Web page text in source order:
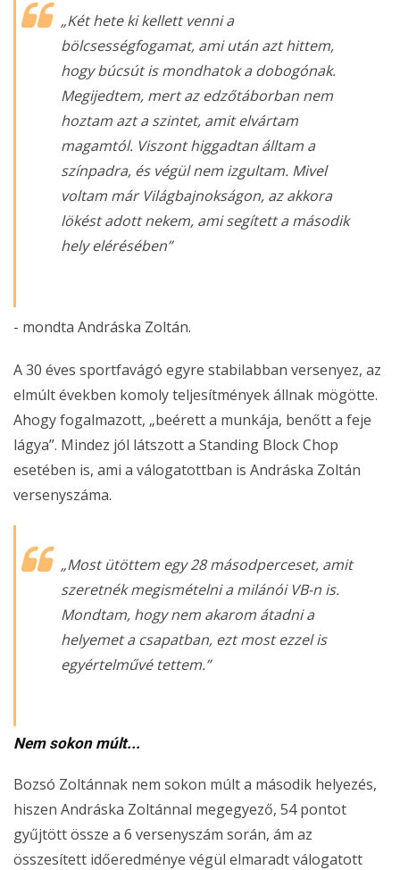
„Két hete ki kellett venni a
bölcsességfogamat, ami után azt hittem,
hogy búcsút is mondhatok a dobogónak.
Megijedtem, mert az edzőtáborban nem
hoztam azt a szintet, amit elvártam
magamtól. Viszont higgadtan álltam a
színpadra, és végül nem izgultam. Mivel
voltam már Világbajnokságon, az akkora
lökést adott nekem, ami segített a második
hely elérésében”
- mondta Andráska Zoltán.
A 30 éves sportfavágó egyre stabilabban versenyez, az
elmúlt években komoly teljesítmények állnak mögötte.
Ahogy fogalmazott, „beérett a munkája, benőtt a feje
lágya”. Mindez jól látszott a Standing Block Chop
esetében is, ami a válogatottban is Andráska Zoltán
versenyszáma.
„Most ütöttem egy 28 másodperceset, amit
szeretnék megismételni a milánói VB-n is.
Mondtam, hogy nem akarom átadni a
helyemet a csapatban, ezt most ezzel is
egyértelművé tettem.”
Nem sokon múlt...
Bozsó Zoltánnak nem sokon múlt a második helyezés,
hiszen Andráska Zoltánnal megegyező, 54 pontot
gyűjtött össze a 6 versenyszám során, ám az
összesített időeredménye végül elmaradt válogatott